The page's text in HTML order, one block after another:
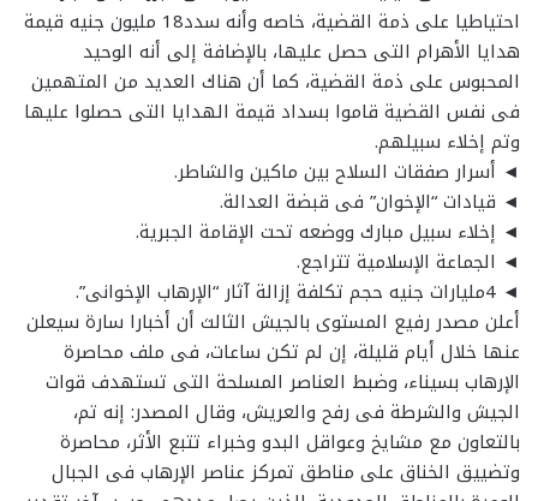
احتياطيا على ذمة القضية، خاصه وأنه سدد18 مليون جنيه قيمة
هدايا الأهرام التى حصل عليها، بالإضافة إلى أنه الوحيد
المحبوس على ذمة القضية، كما أن هناك العديد من المتهمين
فى نفس القضية قاموا بسداد قيمة الهدايا التى حصلوا عليها
وتم إخلاء سبيلهم.
◄ أسرار صفقات السلاح بين ماكين والشاطر.
◄ قيادات “الإخوان” فى قبضة العدالة.
◄ إخلاء سبيل مبارك ووضعه تحت الإقامة الجبرية.
◄ الجماعة الإسلامية تتراجع.
◄ 4مليارات جنيه حجم تكلفة إزالة آثار “الإرهاب الإخوانى”.
أعلن مصدر رفيع المستوى بالجيش الثالث أن أخبارا سارة سيعلن
عنها خلال أيام قليلة، إن لم تكن ساعات، فى ملف محاصرة
الإرهاب بسيناء، وضبط العناصر المسلحة التى تستهدف قوات
الجيش والشرطة فى رفح والعريش، وقال المصدر: إنه تم،
بالتعاون مع مشايخ وعواقل البدو وخبراء تتبع الأثر، محاصرة
وتضييق الخناق على مناطق تمركز عناصر الإرهاب فى الجبال